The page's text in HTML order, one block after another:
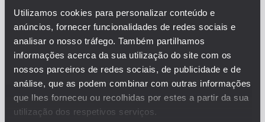
Utilizamos cookies para personalizar conteúdo e
anúncios, fornecer funcionalidades de redes sociais e
analisar o nosso tráfego. Também partilhamos
informações acerca da sua utilização do site com os
nossos parceiros de redes sociais, de publicidade e de
análise, que as podem combinar com outras informações
que lhes forneceu ou recolhidas por estes a partir da sua
utilização dos respetivos serviços.
valor acrescentado bruto
gerado por hora de trabalho. O
valor acrescentado bruto (VAB)
é a riqueza gerada na produção,
descontando os consumos
intermédios. O VAB é medido a
preços base em euros ou
unidades de moeda nacional e
pode ser desagregado por